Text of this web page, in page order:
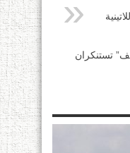
تستنكران